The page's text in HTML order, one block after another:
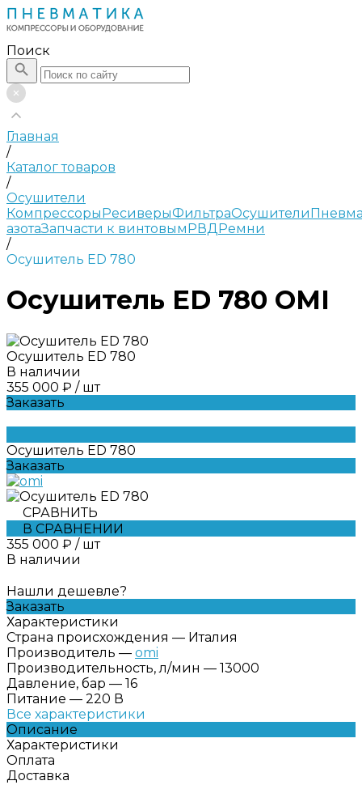
Поиск
Главная
/
Каталог товаров
/
Осушители
КомпрессорыРесиверыФильтраОсушители
азотаЗапчасти к винтовымРВДРемни
/
Осушитель ED 780
Осушитель ED 780 OMI
Осушитель ED 780
В наличии
355 000 ₽ / шт
Заказать
Осушитель ED 780
Заказать
СРАВНИТЬ
В СРАВНЕНИИ
355 000 ₽ / шт
В наличии
Нашли дешевле?
Заказать
Характеристики
Страна происхождения — Италия
Производитель — omi
Производительность, л/мин — 13000
Давление, бар — 16
Питание — 220 В
Все характеристики
Описание
Характеристики
Оплата
Доставка